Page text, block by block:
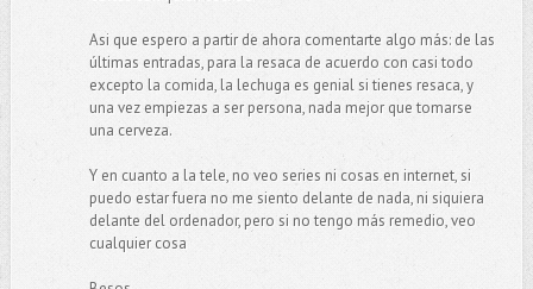
Asi que espero a partir de ahora comentarte algo más: de las
últimas entradas, para la resaca de acuerdo con casi todo
excepto la comida, la lechuga es genial si tienes resaca, y
una vez empiezas a ser persona, nada mejor que tomarse
una cerveza.
Y en cuanto a la tele, no veo series ni cosas en internet, si
puedo estar fuera no me siento delante de nada, ni siquiera
delante del ordenador, pero si no tengo más remedio, veo
cualquier cosa